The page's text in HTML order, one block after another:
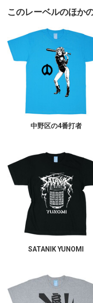
このレーベルのほか
中野区の4番打者
SATANIK YUNOMI